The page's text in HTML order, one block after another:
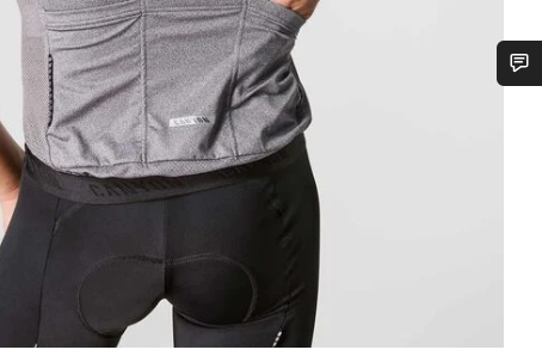
Trenger du hjelp?
Våre eksperter på kundestøtte står klare til å svare på dine spørsmål.
Lukk